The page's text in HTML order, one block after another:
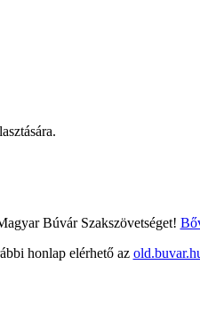
Búvár Szakszövetséget!
honlap elérhető az